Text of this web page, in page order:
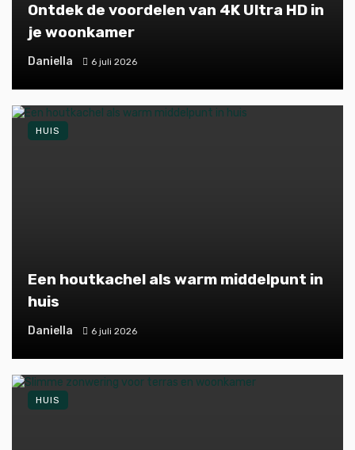
Ontdek de voordelen van 4K Ultra HD in
je woonkamer
Daniella 6 juli 2026
Een houtkachel als warm middelpunt in
huis
Daniella 6 juli 2026
HUIS
HUIS